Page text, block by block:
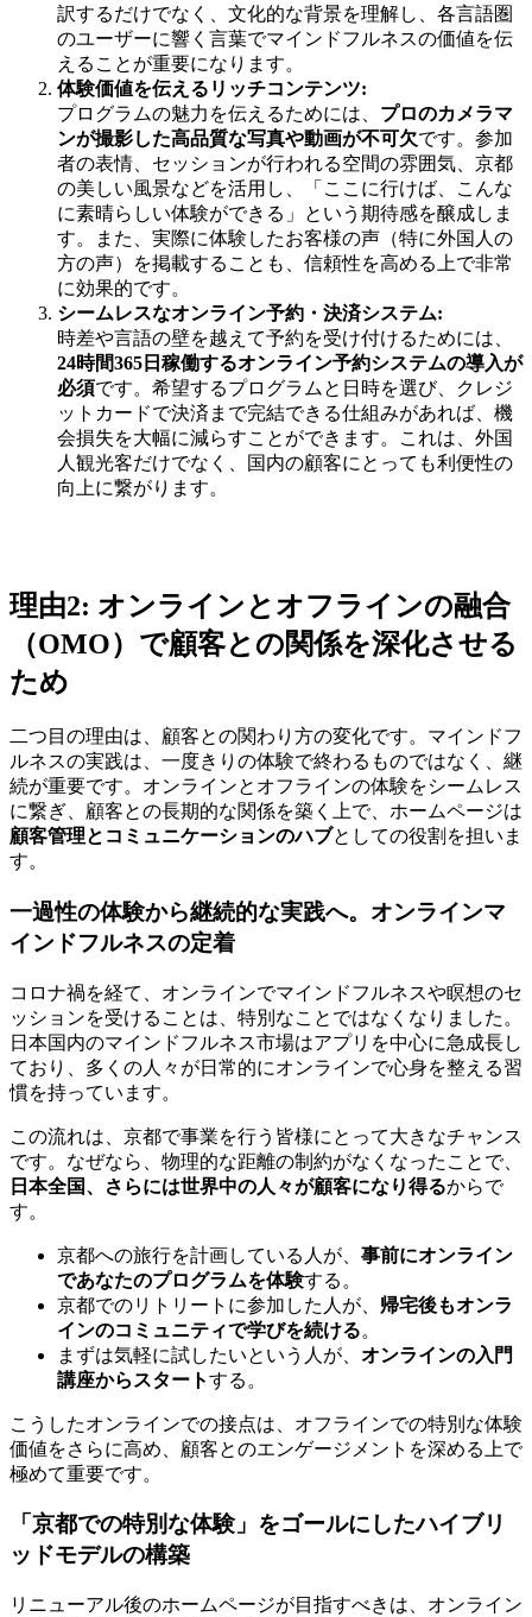
訳するだけでなく、文化的な背景を理解し、各言語圏
のユーザーに響く言葉でマインドフルネスの価値を伝
えることが重要になります。
体験価値を伝えるリッチコンテンツ:
プログラムの魅力を伝えるためには、 プロのカメラマ
ンが撮影した高品質な写真や動画が不可欠です。参加
者の表情、セッションが行われる空間の雰囲気、京都
の美しい風景などを活用し、「ここに行けば、こんな
に素晴らしい体験ができる」という期待感を醸成しま
す。また、実際に体験したお客様の声（特に外国人の
方の声）を掲載することも、信頼性を高める上で非常
に効果的です。
シームレスなオンライン予約・決済システム:
時差や言語の壁を越えて予約を受け付けるためには、
24時間365日稼働するオンライン予約システムの導入が
必須です。希望するプログラムと日時を選び、クレジ
ットカードで決済まで完結できる仕組みがあれば、機
会損失を大幅に減らすことができます。これは、外国
人観光客だけでなく、国内の顧客にとっても利便性の
向上に繋がります。
理由2: オンラインとオフラインの融合
（OMO）で顧客との関係を深化させる
ため
二つ目の理由は、顧客との関わり方の変化です。マインドフ
ルネスの実践は、一度きりの体験で終わるものではなく、継
続が重要です。オンラインとオフラインの体験をシームレス
に繋ぎ、顧客との長期的な関係を築く上で、ホームページは
顧客管理とコミュニケーションのハブとしての役割を担いま
す。
一過性の体験から継続的な実践へ。オンラインマ
インドフルネスの定着
コロナ禍を経て、オンラインでマインドフルネスや瞑想のセ
ッションを受けることは、特別なことではなくなりました。
日本国内のマインドフルネス市場はアプリを中心に急成長し
ており、多くの人々が日常的にオンラインで心身を整える習
慣を持っています。
この流れは、京都で事業を行う皆様にとって大きなチャンス
です。なぜなら、物理的な距離の制約がなくなったことで、
日本全国、さらには世界中の人々が顧客になり得るからで
す。
京都への旅行を計画している人が、 事前にオンライン
であなたのプログラムを体験する。
京都でのリトリートに参加した人が、 帰宅後もオンラ
インのコミュニティで学びを続ける。
まずは気軽に試したいという人が、 オンラインの入門
講座からスタートする。
こうしたオンラインでの接点は、オフラインでの特別な体験
価値をさらに高め、顧客とのエンゲージメントを深める上で
極めて重要です。
「京都での特別な体験」をゴールにしたハイブリ
ッドモデルの構築
リニューアル後のホームページが目指すべきは、オンライン